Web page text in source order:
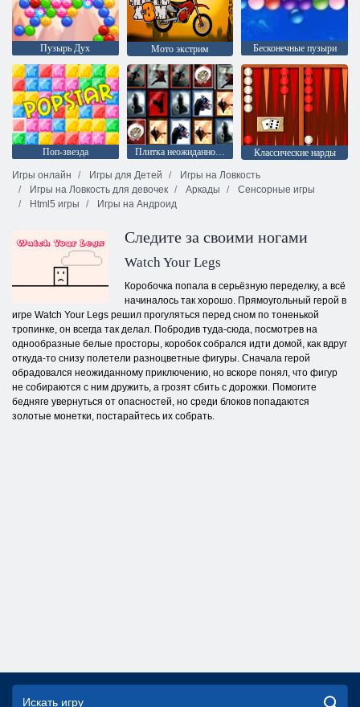
Пузырь Дух Мото экстрим Бесконечные пузыри
Поп-звезда Плитка неожиданностей
Классические нарды
Игры онлайн
Игры для Детей
Игры на Ловкость
Игры на Ловкость для девочек
Аркады
Сенсорные игры
Html5 игры
Игры на Андроид
Следите за своими ногами
Watch Your Legs
Коробочка попала в серьёзную переделку, а всё
начиналось так хорошо. Прямоугольный герой в
игре Watch Your Legs решил прогуляться перед сном по тоненькой
тропинке, он всегда так делал. Побродив туда-сюда, посмотрев на
однообразные белые просторы, коробок собрался идти домой, как вдруг
откуда-то снизу полетели разноцветные фигуры. Сначала герой
обрадовался неожиданному приключению, но вскоре понял, что фигур
не собираются с ним дружить, а грозят сбить с дорожки. Помогите
бедняге увернуться от опасностей, но среди блоков попадаются
золотые монетки, постарайтесь их собрать.